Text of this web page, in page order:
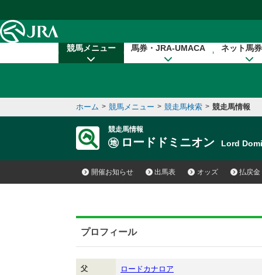
競馬メニュー 馬券・JRA-UMACA ネット馬
ホーム > 競馬メニュー > 競走馬検索 > 競走馬情報
競走馬情報
ロードドミニオン Lord
開催お知らせ 出馬表 オッズ 払戻金
プロフィール
父 ロードカナロア